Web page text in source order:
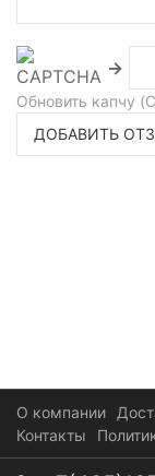
→
Обновить капчу
ДОБАВИТЬ
О компании
Контакты